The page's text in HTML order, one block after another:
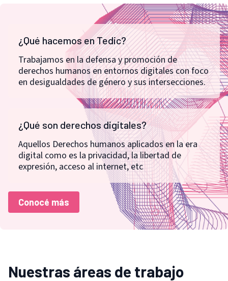
¿Qué hacemos en Tedic?
Trabajamos en la defensa y promoción de
derechos humanos en entornos digitales con foco
en desigualdades de género y sus intersecciones.
¿Qué son derechos digitales?
Aquellos Derechos humanos aplicados en la era
digital como es la privacidad, la libertad de
expresión, acceso al internet, etc
Conocé más
Nuestras áreas de trabajo